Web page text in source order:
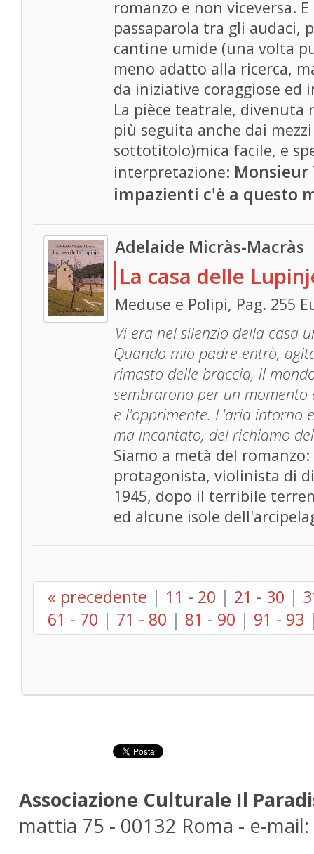
romanzo e non viceversa.
passaparola tra gli
cantine umide (una volta
meno adatto alla ricerca,
da iniziative coraggiose ed
La pièce teatrale, divenuta
più seguita anche dai
sottotitolo)mica facile, e
interpretazione:
impazienti c'è a questo
Adelaide Micràs-Macràs
La casa delle
Meduse e Polipi, Pag. 255
Vi era nel silenzio della casa
Quando mio padre entrò,
rimasto delle braccia, il
sembrarono per un
e l'opprimente. L'aria intorno
ma incantato, del richiamo
Siamo a metà del
protagonista, violinista di
1945, dopo il terribile
ed alcune isole
« precedente | 11 - 20 | 21 - 30 |
61 - 70 | 71 - 80 | 81 - 90 | 91 - 93
Associazione Culturale Il
mattia 75 - 00132 Roma - e-mail: